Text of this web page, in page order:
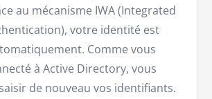
au mécanisme IWA (Integrated
votre identité est
Comme vous
à Active Directory, vous
saisir de nouveau vos identifiants.